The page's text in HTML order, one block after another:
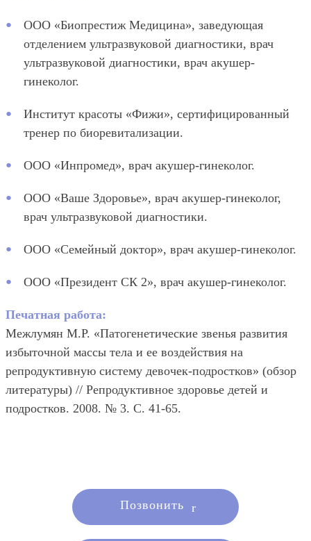
ООО «Биопрестиж Медицина», заведующая
отделением ультразвуковой диагностики, врач
ультразвуковой диагностики, врач акушер-
гинеколог.
Институт красоты «Фижи», сертифицированный
тренер по биоревитализации.
ООО «Инпромед», врач акушер-гинеколог.
ООО «Ваше Здоровье», врач акушер-гинеколог,
врач ультразвуковой диагностики.
ООО «Семейный доктор», врач акушер-гинеколог.
ООО «Президент СК 2», врач акушер-гинеколог.
Печатная работа:
Межлумян М.Р. «Патогенетические звенья развития
избыточной массы тела и ее воздействия на
репродуктивную систему девочек-подростков» (обзор
литературы) // Репродуктивное здоровье детей и
подростков. 2008. № 3. С. 41-65.
Позвонить